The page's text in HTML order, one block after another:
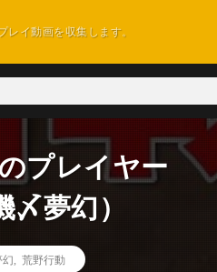
イ動画を収集します。
プレイヤー
夢幻）
幻 荒野行動